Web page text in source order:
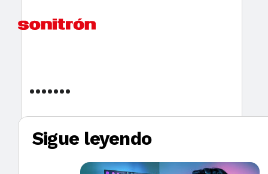
Sigue leyendo